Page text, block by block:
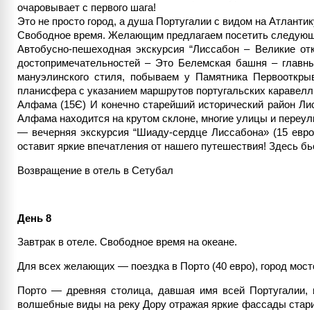
очаровывает с первого шага!
Это не просто город, а душа Португалии с видом на
Свободное время. Желающим предлагаем посетить
Автобусно-пешеходная экскурсия “Лиссабон – Великие
достопримечательностей – Это Белемская башня –
мануэлинского стиля, побываем у Памятника
планисфера с указанием маршрутов португальских
Алфама (15Є) И конечно старейший исторический район
Алфама находится на крутом склоне, многие улицы и
— вечерняя экскурсия “Шиаду-сердце Лиссабона» (15
оставит яркие впечатления от нашего путешествия! Здесь
Возвращение в отель в Сетубал
День 8
Завтрак в отеле. Свободное время на океане.
Для всех желающих — поездка в Порто (40 евро), город
Порто — древняя столица, давшая имя всей Португалии,
волшебные виды на реку Дору отражая яркие фассады